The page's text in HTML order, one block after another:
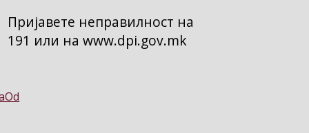
Пријавете неправилност на
191 или на www.dpi.gov.mk